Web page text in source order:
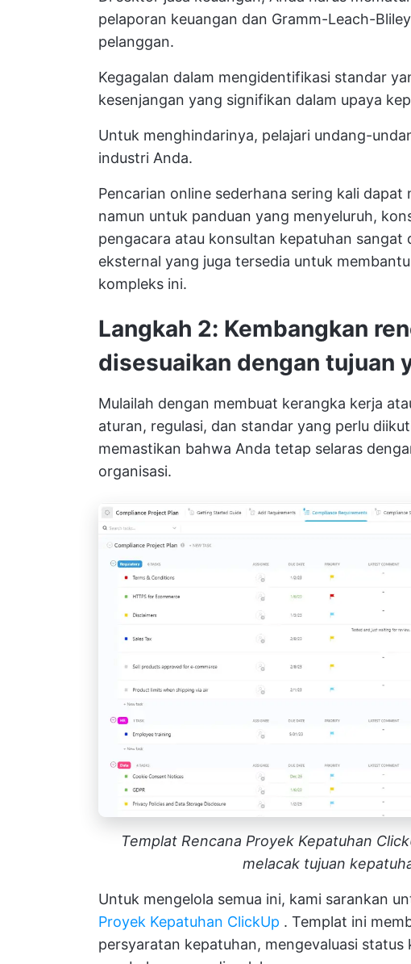
pelaporan keuangan dan Gramm-Leach-
pelanggan.
Kegagalan dalam mengidentifikasi standar
kesenjangan yang signifikan dalam upaya
Untuk menghindarinya, pelajari undang-
industri Anda.
Pencarian online sederhana sering kali
namun untuk panduan yang menyeluruh,
pengacara atau konsultan kepatuhan
eksternal yang juga tersedia untuk
kompleks ini.
Langkah 2: Kembangkan
disesuaikan dengan tujuan
Mulailah dengan membuat kerangka kerja
aturan, regulasi, dan standar yang perlu
memastikan bahwa Anda tetap selaras
organisasi.
Templat Rencana Proyek Kepatuhan
melacak tujuan
Untuk mengelola semua ini, kami sarankan
Proyek Kepatuhan ClickUp . Templat ini
persyaratan kepatuhan, mengevaluasi